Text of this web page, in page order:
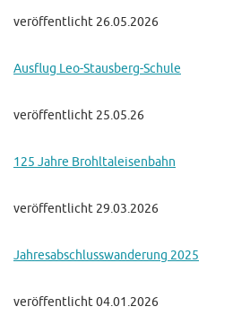
veröffentlicht 26.05.2026
Ausflug Leo-Stausberg-Schule
veröffentlicht 25.05.26
125 Jahre Brohltaleisenbahn
veröffentlicht 29.03.2026
Jahresabschlusswanderung 2025
veröffentlicht 04.01.2026